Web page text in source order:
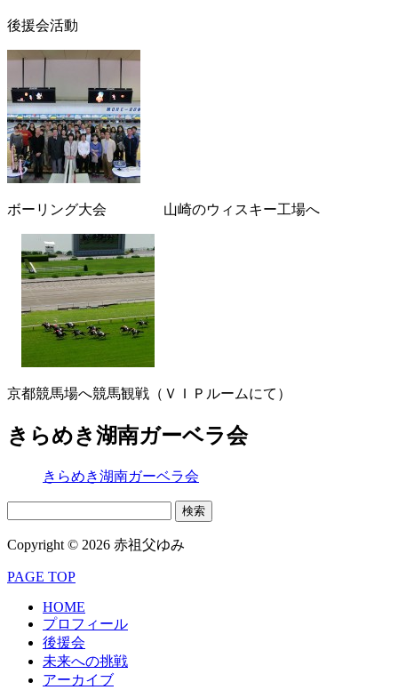
後援会活動
ボーリング大会 山崎のウィスキー工場へ
京都競馬場へ競馬観戦（ＶＩＰルームにて）
きらめき湖南ガーベラ会
きらめき湖南ガーベラ会
Copyright © 2026 赤祖父ゆみ
PAGE TOP
HOME
プロフィール
後援会
未来への挑戦
アーカイブ